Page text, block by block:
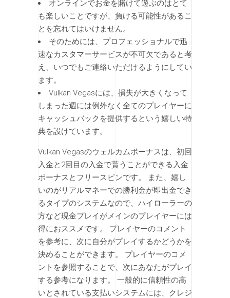
オンラインでお金を賭けて遊ぶのはとて
も楽しいことですが、負ける可能性があるこ
とを忘れてはいけません。
そのためには、プロフェッショナルで迅
速なカスタマーサービスが不可欠であると考
え、いつでもご連絡いただけるようにしてい
ます。
Vulkan Vegasには、損失が大きくなって
しまった週には例外なく全てのプレイヤーに
キャッシュバックを提供するという嬉しい特
典を設けています。
Vulkan Vegasのウェルカムボーナスは、初回
入金と2回目の入金で貰うことができる入金
ボーナスとフリースピンです。 また、嬉し
いのがリアルマネーでの勝利金が即出金でき
るタイプのシステムなので、ハイローラーの
方など現金プレイがメインのプレイヤーには
得におススメです。 プレイヤーのコメント
を参考に、次に自分がプレイするかどうかを
決めることができます。 プレイヤーのコメ
ントを参照することで、次にあなたがプレイ
する参考になります。 一般的に信頼性の高
いとされている支払いシステムには、クレジ